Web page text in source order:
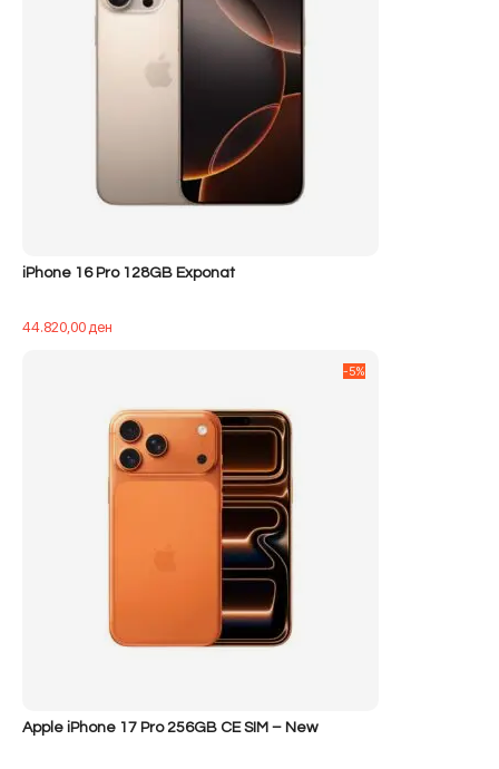
iPhone 16 Pro 128GB Exponat
44.820,00ден
Apple iPhone 17 Pro 256GB CE SIM – New
-5%